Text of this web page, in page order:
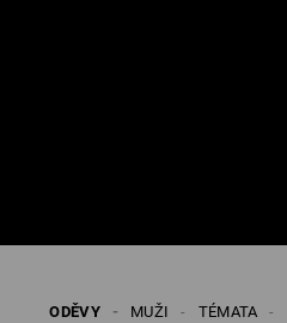
ODĚVY TÉMATA
MUŽI